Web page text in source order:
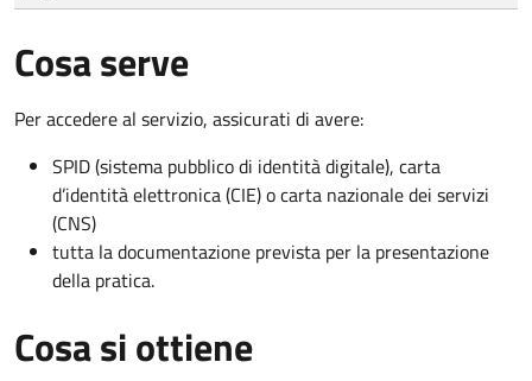
Cosa serve
Per accedere al servizio, assicurati di avere:
SPID (sistema pubblico di identità digitale), carta
d’identità elettronica (CIE) o carta nazionale dei servizi
(CNS)
tutta la documentazione prevista per la presentazione
della pratica.
Cosa si ottiene